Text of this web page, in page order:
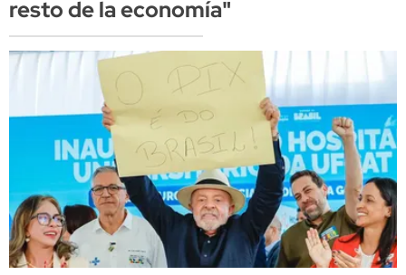
resto de la economía"